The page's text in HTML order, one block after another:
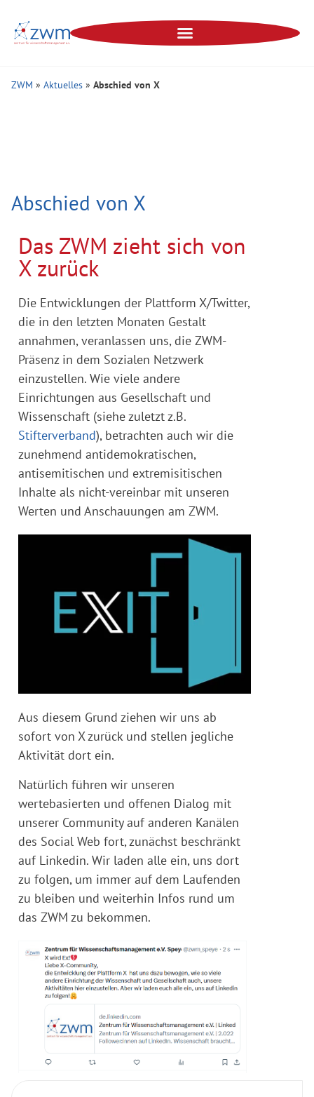
ZWM » Aktuelles » Abschied von X
Abschied von X
Das ZWM zieht sich von
X zurück
Die Entwicklungen der Plattform X/Twitter,
die in den letzten Monaten Gestalt
annahmen, veranlassen uns, die ZWM-
Präsenz in dem Sozialen Netzwerk
einzustellen. Wie viele andere
Einrichtungen aus Gesellschaft und
Wissenschaft (siehe zuletzt z.B.
Stifterverband), betrachten auch wir die
zunehmend antidemokratischen,
antisemitischen und extremisitischen
Inhalte als nicht-vereinbar mit unseren
Werten und Anschauungen am ZWM.
Aus diesem Grund ziehen wir uns ab
sofort von X zurück und stellen jegliche
Aktivität dort ein.
Natürlich führen wir unseren
wertebasierten und offenen Dialog mit
unserer Community auf anderen Kanälen
des Social Web fort, zunächst beschränkt
auf Linkedin. Wir laden alle ein, uns dort
zu folgen, um immer auf dem Laufenden
zu bleiben und weiterhin Infos rund um
das ZWM zu bekommen.